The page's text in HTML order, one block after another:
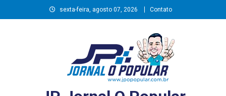
to
sexta-feira, agosto 07, 2026 Contato